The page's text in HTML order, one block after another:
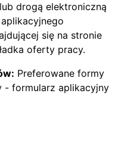
drogą elektroniczną
się na stronie
oferty pracy.
Preferowane formy
- formularz aplikacyjny